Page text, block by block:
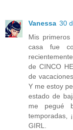
Vanessa 30
Mis
casa fue
de CINCO
de
Y me estoy
estado de
me pegué
temporadas,
GIRL.